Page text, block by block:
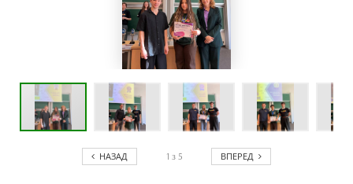
НАЗАД 1 з 5 ВПЕРЕД